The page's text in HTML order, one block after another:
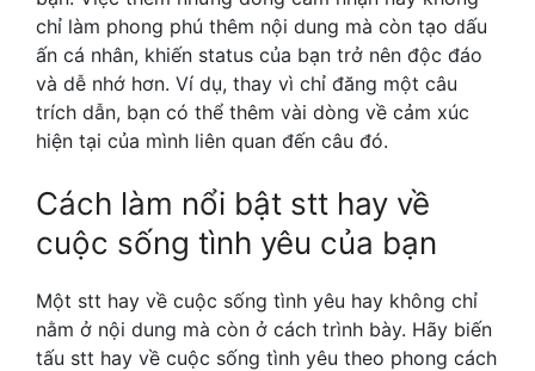
chỉ làm phong phú thêm nội dung mà còn tạo dấu
ấn cá nhân, khiến status của bạn trở nên độc đáo
và dễ nhớ hơn. Ví dụ, thay vì chỉ đăng một câu
trích dẫn, bạn có thể thêm vài dòng về cảm xúc
hiện tại của mình liên quan đến câu đó.
Cách làm nổi bật stt hay về
cuộc sống tình yêu của bạn
Một stt hay về cuộc sống tình yêu hay không chỉ
nằm ở nội dung mà còn ở cách trình bày. Hãy biến
tấu stt hay về cuộc sống tình yêu theo phong cách